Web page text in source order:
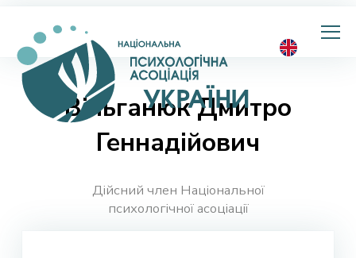
Національна
психологічна
Вільганюк Дмитро
Геннадійович
Дійсний член Національної
психологічної асоціації